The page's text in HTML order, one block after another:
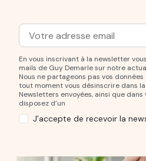
Adresse mail
Entrez votre adresse mail
En vous inscrivant à la newsletter
mails de Guy Demarle sur notre
Nous ne partageons pas vos
tout moment vous désinscrire dans
Newsletters envoyées, ainsi que
disposez d’un
J’accepte de recevoir la